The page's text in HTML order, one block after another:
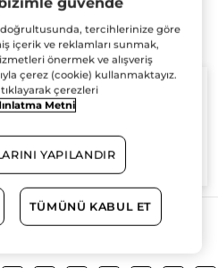
bitkisel
tarım sahası
Keşfedin!
tercihlerinize göre
içerik ve reklamları sunmak,
önermek ve alışveriş
çerez (cookie) kullanmaktayız.
tıklayarak çerezleri
Metni
YAPILANDIR
TÜMÜNÜ KABUL ET